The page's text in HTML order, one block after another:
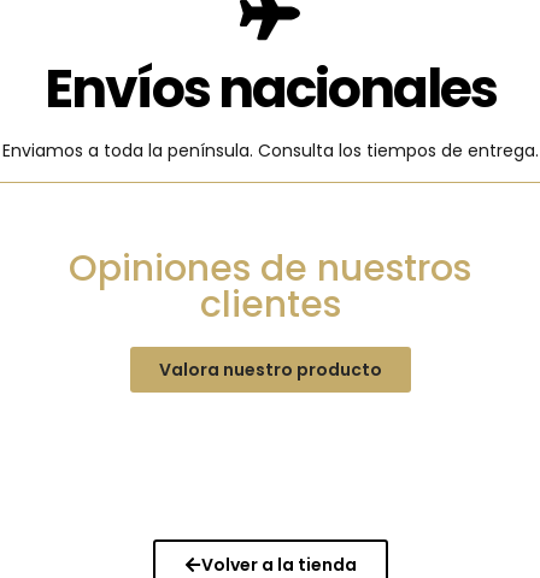
Envíos nacionales
Enviamos a toda la península. Consulta los tiempos de entrega.
Opiniones de nuestros
clientes
Valora nuestro producto
Volver a la tienda